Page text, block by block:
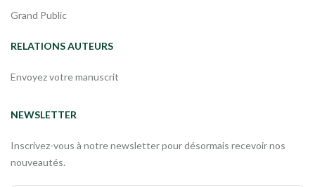
Grand Public
RELATIONS AUTEURS
Envoyez votre manuscrit
NEWSLETTER
Inscrivez-vous à notre newsletter pour désormais recevoir nos
nouveautés.